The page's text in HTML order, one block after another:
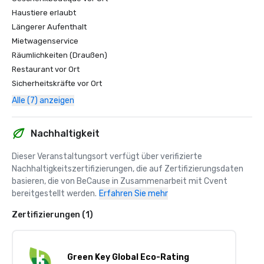
Haustiere erlaubt
Längerer Aufenthalt
Mietwagenservice
Räumlichkeiten (Draußen)
Restaurant vor Ort
Sicherheitskräfte vor Ort
Alle (7) anzeigen
Nachhaltigkeit
Dieser Veranstaltungsort verfügt über verifizierte
Nachhaltigkeitszertifizierungen, die auf Zertifizierungsdaten
basieren, die von BeCause in Zusammenarbeit mit Cvent
bereitgestellt werden. Erfahren Sie mehr
Zertifizierungen (1)
Green Key Global Eco-Rating